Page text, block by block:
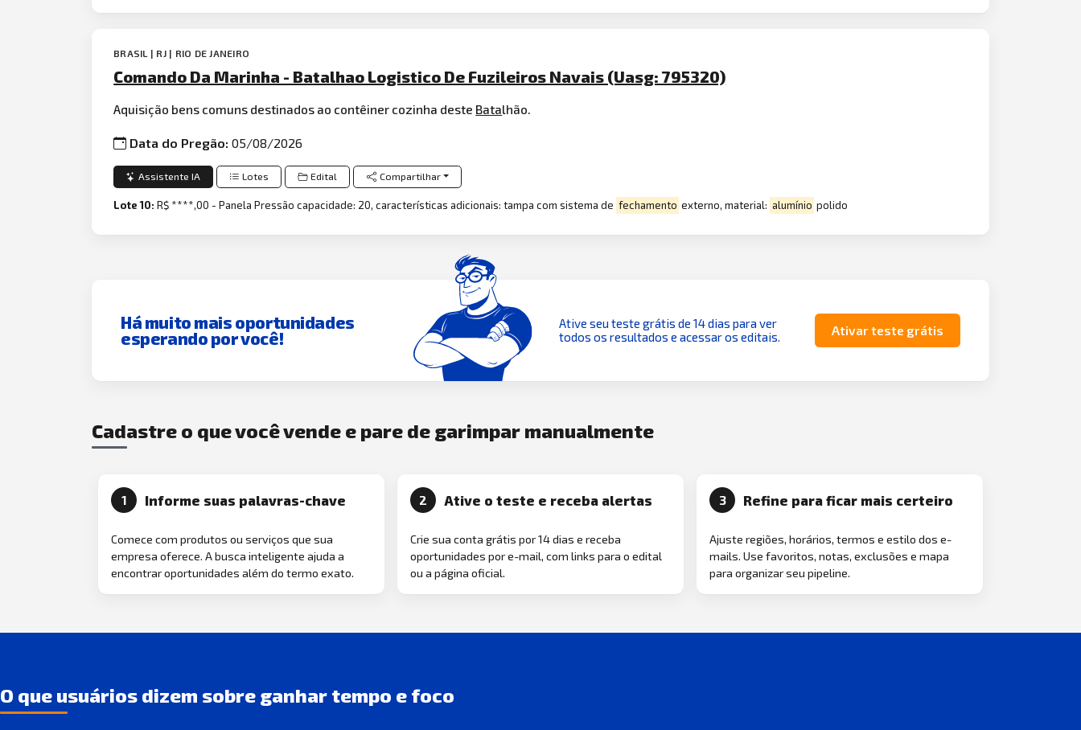
BRASIL | RJ | RIO DE JANEIRO
Comando Da Marinha - Batalhao Logistico De Fuzileiros Navais (Uasg: 795320)
Aquisição bens comuns destinados ao contêiner cozinha deste Batalhão.
Data do Pregão:05/08/2026
Assistente IA Lotes Edital Compartilhar
Lote 10:R$ ****,00 - Panela Pressão capacidade: 20, características adicionais: tampa com sistema de fechamento externo, material: alumínio polido
Há muito mais oportunidades
esperando por você!
Ative seu teste grátis de 14 dias para ver
todos os resultados e acessar os editais.
Ativar teste grátis
Cadastre o que você vende e pare de garimpar manualmente
1 Informe suas palavras-chave
Comece com produtos ou serviços que sua
empresa oferece. A busca inteligente ajuda a
encontrar oportunidades além do termo exato.
2 Ative o teste e receba alertas
Crie sua conta grátis por 14 dias e receba
oportunidades por e-mail, com links para o edital
ou a página oficial.
3 Refine para ficar mais certeiro
Ajuste regiões, horários, termos e estilo dos e-
mails. Use favoritos, notas, exclusões e mapa
para organizar seu pipeline.
O que usuários dizem sobre ganhar tempo e foco